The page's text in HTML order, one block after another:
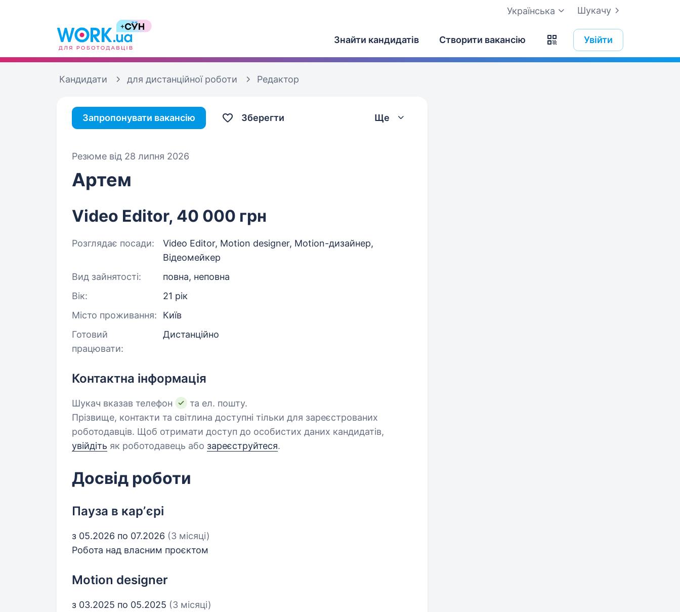
Шукачу
Українська
Знайти кандидатів Створити вакансію Увійти
Кандидати для дистанційної роботи Редактор
Запропонувати вакансію Зберегти Ще
Резюме від 28 липня 2026
Артем
Video Editor, 40 000 грн
Розглядає посади:
Video Editor, Motion designer, Motion-дизайнер,
Відеомейкер
Вид зайнятості:
повна, неповна
Вік:
21 рік
Місто проживання:
Київ
Готовий
працювати:
Дистанційно
Контактна інформація
Шукач вказав телефон
та ел. пошту.
Прізвище, контакти та світлина доступні тільки для зареєстрованих
роботодавців. Щоб отримати доступ до особистих даних кандидатів,
увійдіть як роботодавець або зареєструйтеся.
Досвід роботи
Пауза в карʼєрі
з 05.2026 по 07.2026 (3 місяці)
Робота над власним проєктом
Motion designer
з 03.2025 по 05.2025 (3 місяці)